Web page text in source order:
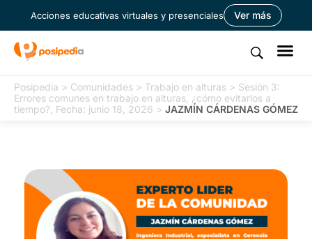
Acciones educativas virtuales y presenciales Ver más
Posipedia > Comunidades > Trabajo en alturas > Sesión 3:
Errores comunes en trabajo en alturas, ¿cómo evitarlos a
tiempo?, Fecha: junio 18, 2026 > JAZMÍN CÁRDENAS GÓMEZ